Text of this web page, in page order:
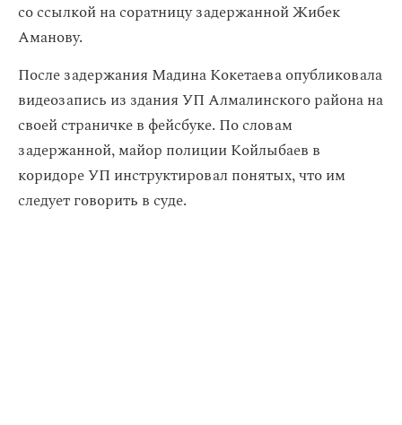
со ссылкой на соратницу задержанной Жибек
Аманову.
После задержания Мадина Кокетаева опубликовала
видеозапись из здания УП Алмалинского района на
своей страничке в фейсбуке. По словам
задержанной, майор полиции Койлыбаев в
коридоре УП инструктировал понятых, что им
следует говорить в суде.